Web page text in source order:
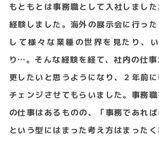
もともとは事務職として入社しまし
経験しました。海外の展示会に行っ
して様々な業種の世界を見たり、
り…。そんな経験を経て、社内の仕
更したいと思うようになり、２年前
チェンジさせてもらいました。事務
の仕事はあるものの、「事務であれ
という型にはまった考え方はまった